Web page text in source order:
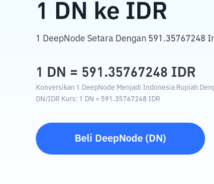
1 DN ke IDR
1 DeepNode Setara Dengan 591.35767248
1 DN = 591.35767248 IDR
Konversikan 1 DeepNode Menjadi Indonesia Rupiah
DN/IDR Kurs: 1 DN = 591.35767248 IDR
Beli DeepNode ( DN )